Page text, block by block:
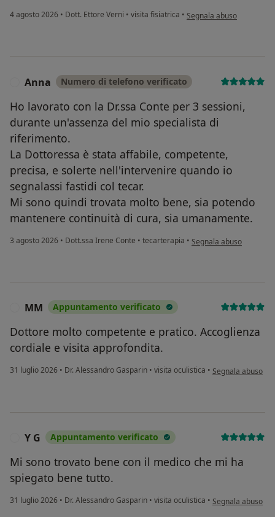
4 agosto 2026 • Dott. Ettore Verni • visita fisiatrica • secondo l'opinione
Segnala abuso
Anna Numero di telefono verificato
Ho lavorato con la Dr.ssa Conte per 3 sessioni,
durante un'assenza del mio specialista di
riferimento.
La Dottoressa è stata affabile, competente,
precisa, e solerte nell'intervenire quando io
segnalassi fastidi col tecar.
Mi sono quindi trovata molto bene, sia potendo
mantenere continuità di cura, sia umanamente.
3 agosto 2026 • Dott.ssa Irene Conte • tecarterapia • secondo l'opinione
Segnala abuso
MM Appuntamento verificato
Dottore molto competente e pratico. Accoglienza
cordiale e visita approfondita.
31 luglio 2026 • Dr. Alessandro Gasparin • visita oculistica • secondo
Segnala abuso
Y G Appuntamento verificato
Mi sono trovato bene con il medico che mi ha
spiegato bene tutto.
31 luglio 2026 • Dr. Alessandro Gasparin • visita oculistica • secondo
Segnala abuso